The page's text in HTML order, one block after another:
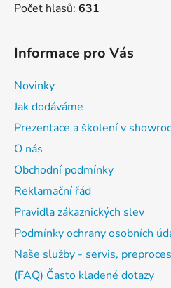
Počet hlasů: 631
Informace pro Vás
Novinky
Jak dodáváme
Prezentace a školení v
O nás
Obchodní podmínky
Reklamační řád
Pravidla zákaznických slev
Podmínky ochrany osobních
Naše služby - servis,
(FAQ) Často kladené dotazy